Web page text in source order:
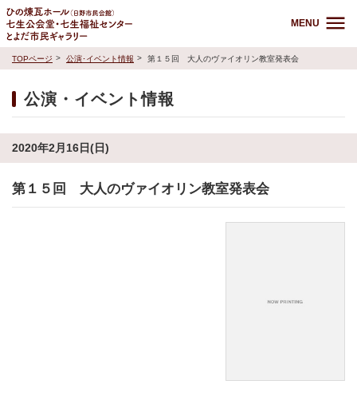
MENU
TOPページ 公演･イベント情報 第１５回 大人のヴァイオリン教室発表会
公演・イベント情報
2020年2月16日(日)
第１５回 大人のヴァイオリン教室発表会